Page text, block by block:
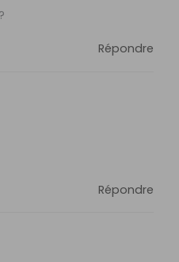
Répondre
Répondre